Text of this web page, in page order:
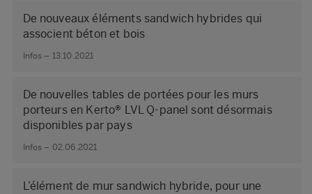
De nouveaux éléments sandwich hybrides qui
associent béton et bois
Infos – 13.10.2021
De nouvelles tables de portées pour les murs
porteurs en Kerto® LVL Q-panel sont désormais
disponibles par pays
Infos – 02.06.2021
L’élément de mur sandwich hybride, pour une